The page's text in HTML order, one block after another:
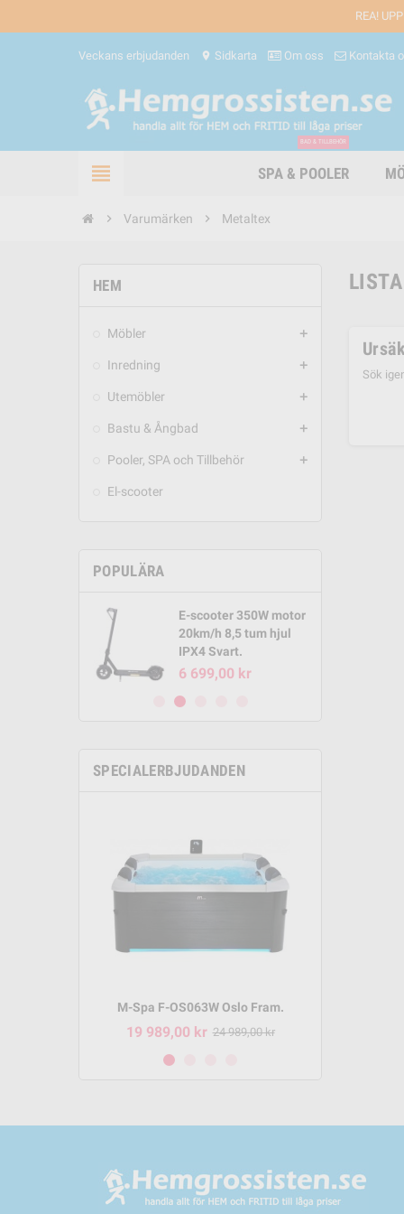
REA!
Veckans erbjudanden location_on Sidkarta Om oss Kontakta
view_headline SPA & POOLER
BAD & TILLBEHÖR
chevron_right Varumärken chevron_right Metaltex
HEM
Möbler add
Inredning add
Utemöbler add
Bastu & Ångbad add
Pooler, SPA och Tillbehör add
El-scooter
POPULÄRA
E-scooter 350W motor
20km/h 8,5 tum hjul
IPX4 Svart.
6 699,00 kr
SPECIALERBJUDANDEN
M-Spa F-OS063W Oslo Fram.
19 989,00 kr 24 989,00 kr
Sök